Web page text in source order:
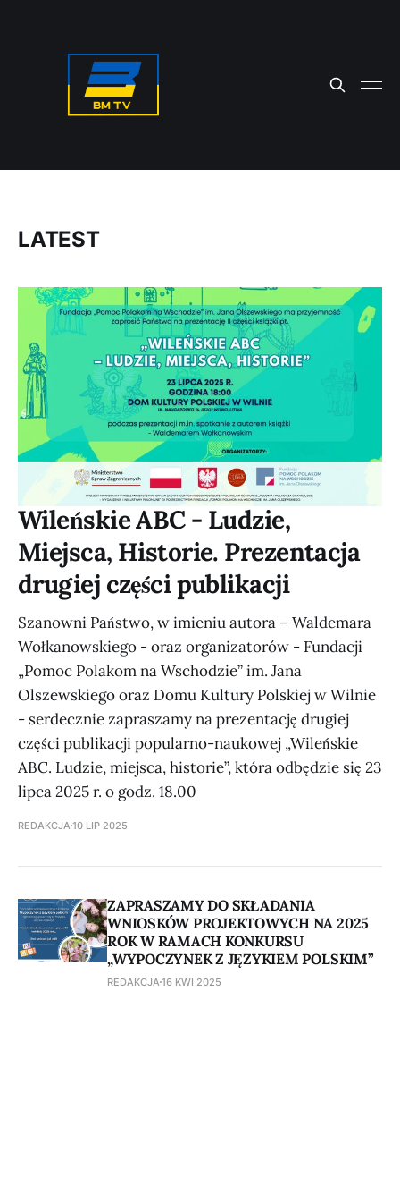
LATEST
Wileńskie ABC - Ludzie,
Miejsca, Historie. Prezentacja
drugiej części publikacji
Szanowni Państwo, w imieniu autora – Waldemara
Wołkanowskiego - oraz organizatorów - Fundacji
„Pomoc Polakom na Wschodzie” im. Jana
Olszewskiego oraz Domu Kultury Polskiej w Wilnie
- serdecznie zapraszamy na prezentację drugiej
części publikacji popularno-naukowej „Wileńskie
ABC. Ludzie, miejsca, historie”, która odbędzie się 23
lipca 2025 r. o godz. 18.00
REDAKCJA 10 LIP 2025
ZAPRASZAMY DO SKŁADANIA
WNIOSKÓW PROJEKTOWYCH NA 2025
ROK W RAMACH KONKURSU
„WYPOCZYNEK Z JĘZYKIEM POLSKIM”
REDAKCJA 16 KWI 2025